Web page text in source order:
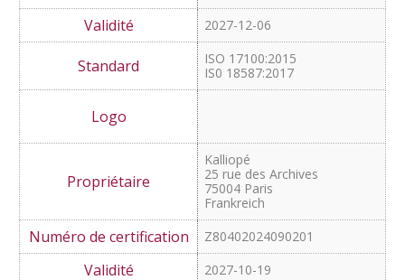
Z80402024112601
2027-12-06
ISO 17100:2015
Kalliopé
25 rue des Archives
75004 Paris
Frankreich
Z80402024090201